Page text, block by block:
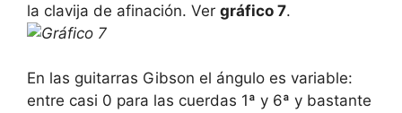
la clavija de afinación. Ver gráfico 7.
En las guitarras Gibson el ángulo es variable:
entre casi 0 para las cuerdas 1ª y 6ª y bastante